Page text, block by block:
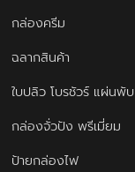
กล่องครีม
ฉลากสินค้า
ใบปลิว โบรชัวร์ แผ่นพับ
กล่องจั่วปัง พรีเมี่ยม
ป้ายกล่องไฟ